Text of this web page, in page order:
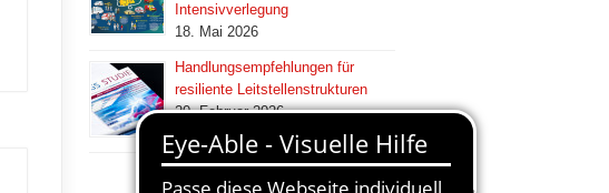
Intensivverlegung
18. Mai 2026
Handlungsempfehlungen für
resiliente Leitstellenstrukturen
20. Februar 2026